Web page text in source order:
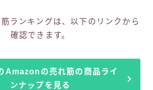
ランキングは、以下のリンクから
確認できます。
Amazonの売れ筋の商品ライ
ンナップを見る